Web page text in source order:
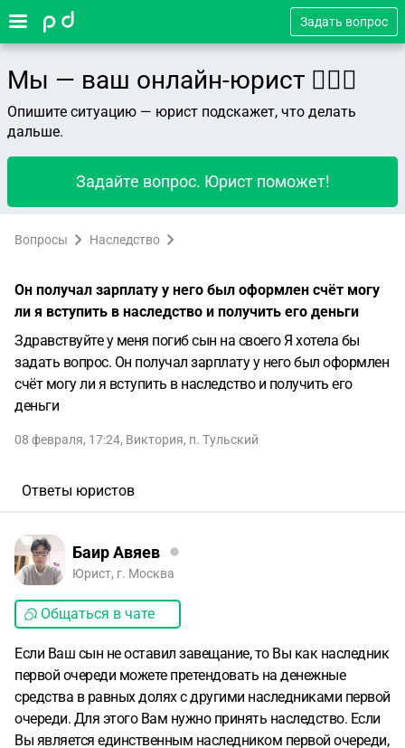
Задать вопрос
Мы — ваш онлайн-юрист 👨🏻‍⚖️
Опишите ситуацию — юрист подскажет, что делать
дальше.
Задайте вопрос. Юрист поможет!
Вопросы Наследство
Он получал зарплату у него был оформлен счёт могу
ли я вступить в наследство и получить его деньги
Здравствуйте у меня погиб сын на своего Я хотела бы
задать вопрос. Он получал зарплату у него был оформлен
счёт могу ли я вступить в наследство и получить его
деньги
08 февраля, 17:24, Виктория, п. Тульский
Ответы юристов
Баир Авяев
Юрист, г. Москва
Общаться в чате
Если Ваш сын не оставил завещание, то Вы как наследник
первой очереди можете претендовать на денежные
средства в равных долях с другими наследниками первой
очереди. Для этого Вам нужно принять наследство. Если
Вы является единственным наследником первой очереди,